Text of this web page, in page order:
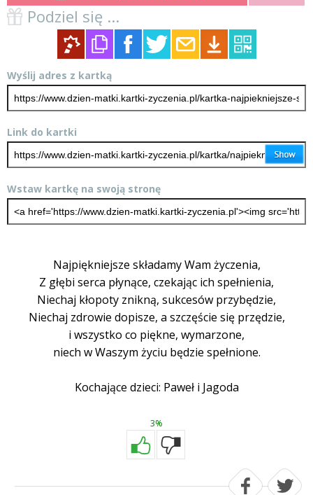
Podziel się ...
Wyślij adres z kartką
Link do kartki
Wstaw kartkę na swoją stronę
Najpiękniejsze składamy Wam życzenia,
Z głębi serca płynące, czekając ich spełnienia,
Niechaj kłopoty znikną, sukcesów przybędzie,
Niechaj zdrowie dopisze, a szczęście się przędzie,
i wszystko co piękne, wymarzone,
niech w Waszym życiu będzie spełnione.
Kochające dzieci: Paweł i Jagoda
3%